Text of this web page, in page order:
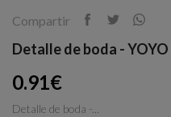
Compartir
Detalle de boda -
0.91€
Detalle de boda -...